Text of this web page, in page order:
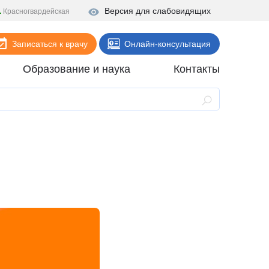
Версия для слабовидящих
Красногвардейская
Записаться к врачу Онлайн-консультация
Стоматология
Образование и наука Контакты